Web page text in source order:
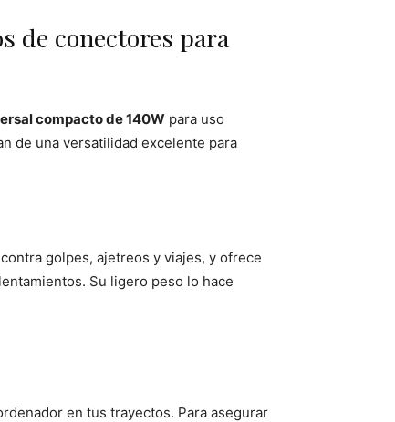
de conectores para
compacto de 140W para uso
de una versatilidad excelente para
golpes, ajetreos y viajes, y ofrece
Su ligero peso lo hace
en tus trayectos. Para asegurar